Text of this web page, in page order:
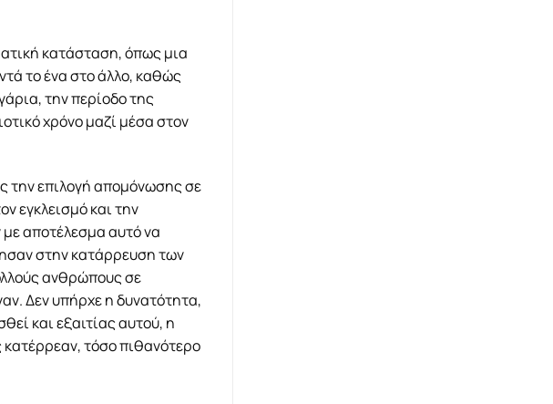
κατάσταση, όπως μια
το ένα στο άλλο, καθώς
την περίοδο της
χρόνο μαζί μέσα στον
την επιλογή απομόνωσης σε
εγκλεισμό και την
αποτέλεσμα αυτό να
στην κατάρρευση των
ανθρώπους σε
Δεν υπήρχε η δυνατότητα,
και εξαιτίας αυτού, η
κατέρρεαν, τόσο πιθανότερο